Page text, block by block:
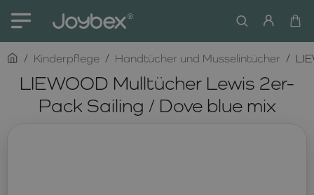
LIEWOOD Mulltücher Lewis 2er-
Pack Sailing / Dove blue mix
homeKinderpflege Handtücher und Musselintücher